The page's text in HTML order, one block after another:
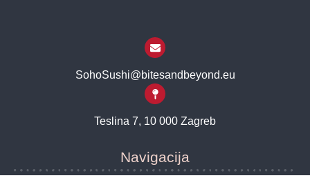
SohoSushi@bitesandbeyond.eu
Teslina 7, 10 000 Zagreb
Navigacija